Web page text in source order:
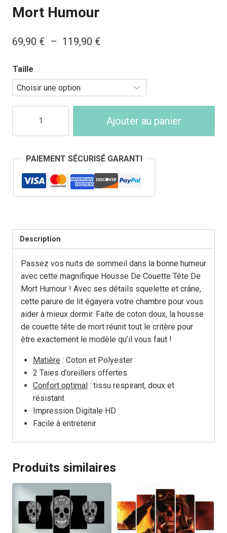
Mort Humour
69,90 € – 119,90 €
à
119,90 €
Taille
Housse
Couette
Tête
Mort
Ajouter au panier
PAIEMENT SÉCURISÉ GARANTI
Description
Passez vos nuits de sommeil dans la bonne humeur
avec cette magnifique Housse De Couette Tête De
Mort Humour ! Avec ses détails squelette et crâne,
cette parure de lit égayera votre chambre pour vous
aider à mieux dormir. Faite de coton doux, la housse
de couette tête de mort réunit tout le critère pour
être exactement le modèle qu’il vous faut !
Matière : Coton et Polyester
2 Taies d’oreillers offertes
Confort optimal : tissu respirant, doux et
résistant
Impression Digitale HD
Facile à entretenir
Produits similaires